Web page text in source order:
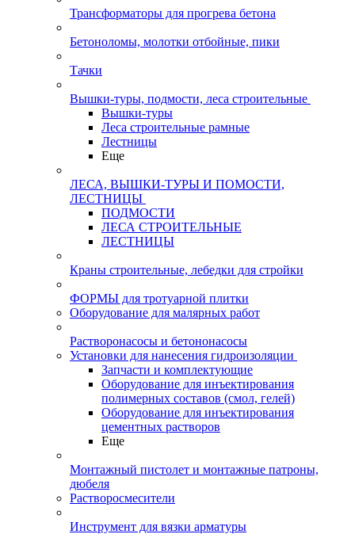
Трансформаторы для прогрева бетона
Бетоноломы, молотки отбойные, пики
Тачки
Вышки-туры, подмости, леса строительные
Вышки-туры
Леса строительные рамные
Лестницы
Еще
ЛЕСА, ВЫШКИ-ТУРЫ И ПОМОСТИ,
ЛЕСТНИЦЫ
ПОДМОСТИ
ЛЕСА СТРОИТЕЛЬНЫЕ
ЛЕСТНИЦЫ
Краны строительные, лебедки для стройки
ФОРМЫ для тротуарной плитки
Оборудование для малярных работ
Растворонасосы и бетононасосы
Установки для нанесения гидроизоляции
Запчасти и комплектующие
Оборудование для инъектирования
полимерных составов (смол, гелей)
Оборудование для инъектирования
цементных растворов
Еще
Монтажный пистолет и монтажные патроны,
дюбеля
Растворосмесители
Инструмент для вязки арматуры